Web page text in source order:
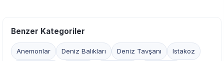
Benzer Kategoriler
Anemonlar Deniz Balıkları Deniz Tavşanı Istakoz